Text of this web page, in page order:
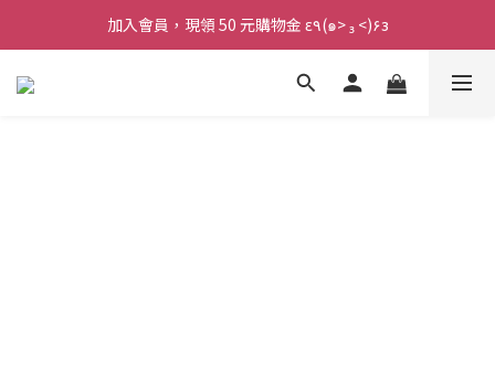
加入會員，現領 50 元購物金 ε٩(๑> ₃ <)۶з
加入會員，現領 50 元購物金 ε٩(๑> ₃ <)۶з
全館滿 800 元 就免運 🚚